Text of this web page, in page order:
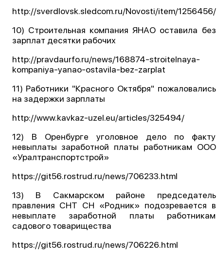
http://sverdlovsk.sledcom.ru/Novosti/item/1256456/
10) Строительная компания ЯНАО оставила без
зарплат десятки рабочих
http://pravdaurfo.ru/news/168874-stroitelnaya-
kompaniya-yanao-ostavila-bez-zarplat
11) Работники "Красного Октября" пожаловались
на задержки зарплаты
http://www.kavkaz-uzel.eu/articles/325494/
12) В Оренбурге уголовное дело по факту
невыплаты заработной платы работникам ООО
«Уралтранспортстрой»
https://git56.rostrud.ru/news/706233.html
13) В Сакмарском районе председатель
правления СНТ СН «Родник» подозревается в
невыплате заработной платы работникам
садового товарищества
https://git56.rostrud.ru/news/706226.html